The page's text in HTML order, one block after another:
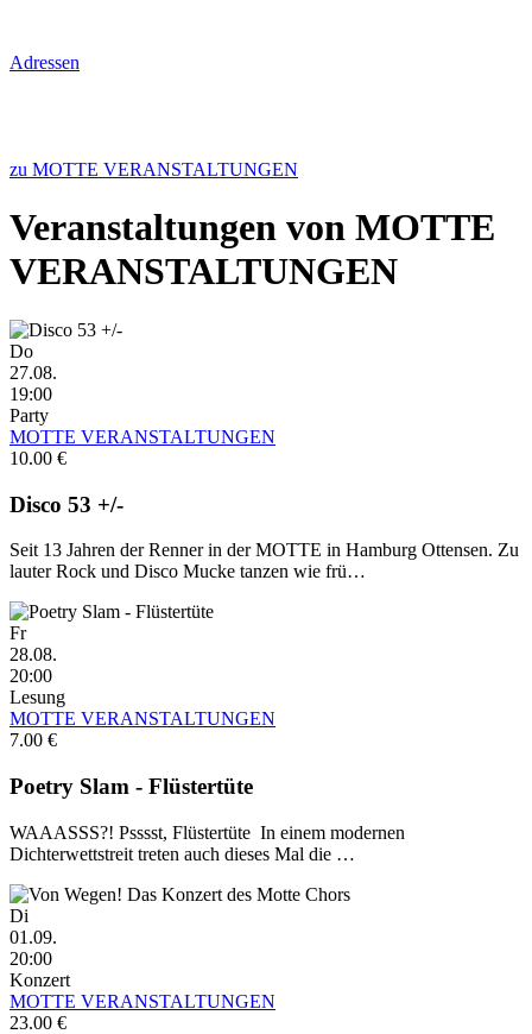
Adressen
zu MOTTE VERANSTALTUNGEN
Veranstaltungen von MOTTE
VERANSTALTUNGEN
Do
27.08.
19:00
Party
MOTTE VERANSTALTUNGEN
10.00 €
Disco 53 +/-
Seit 13 Jahren der Renner in der MOTTE in Hamburg Ottensen. Zu
lauter Rock und Disco Mucke tanzen wie frü…
Fr
28.08.
20:00
Lesung
MOTTE VERANSTALTUNGEN
7.00 €
Poetry Slam - Flüstertüte
WAAASSS?! Psssst, Flüstertüte In einem modernen
Dichterwettstreit treten auch dieses Mal die …
Di
01.09.
20:00
Konzert
MOTTE VERANSTALTUNGEN
23.00 €